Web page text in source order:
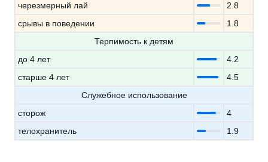
черезмерный лай
2.8
срывы в поведении
1.8
Терпимость к детям
до 4 лет
4.2
старше 4 лет
4.5
Служебное использование
сторож
4
телохранитель
1.9